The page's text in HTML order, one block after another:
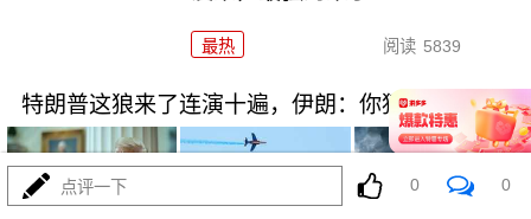
最热 阅读 5839
特朗普这狼来了连演十遍，伊朗：你猜我信不信？
点评一下 0 0